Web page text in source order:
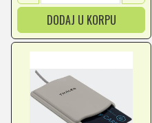
DODAJ U KORPU